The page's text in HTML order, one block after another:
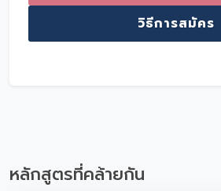
วิธีการสมัคร
หลักสูตรที่คล้ายกัน